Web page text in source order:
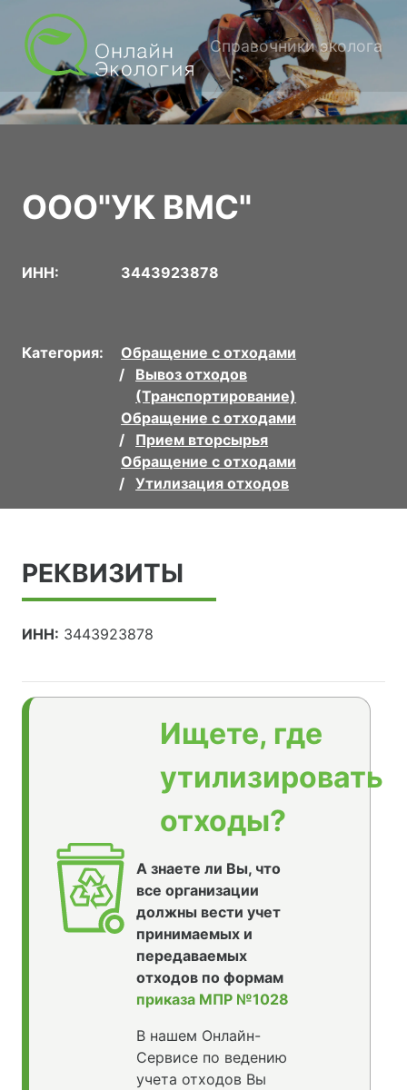
Справочники эколога
ООО"УК ВМС"
ИНН: 3443923878
Категория:
Обращение с отходами
Вывоз отходов
(Транспортирование)
Обращение с отходами
Прием вторсырья
Обращение с отходами
Утилизация отходов
РЕКВИЗИТЫ
ИНН: 3443923878
Ищете, где
утилизировать
отходы?
А знаете ли Вы, что
все организации
должны вести учет
принимаемых и
передаваемых
отходов по формам
приказа МПР №1028
В нашем Онлайн-
Сервисе по ведению
учета отходов Вы